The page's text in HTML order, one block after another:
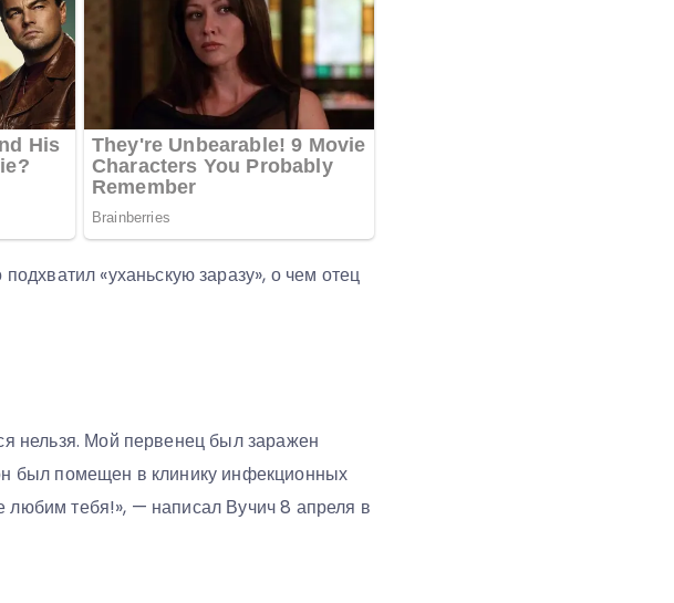
«уханьскую заразу», о чем отец
нельзя. Мой первенец был заражен
был помещен в клинику инфекционных
тебя!», — написал Вучич 8 апреля в